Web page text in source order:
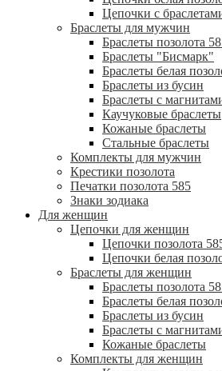
Цепочки с
Браслеты для мужчин
Браслеты позолота
Браслеты "Бисмарк"
Браслеты белая
Браслеты из бусин
Браслеты с
Каучуковые браслеты
Кожаные браслеты
Стальные браслеты
Комплекты для мужчин
Крестики позолота
Печатки позолота 585
Знаки зодиака
Для женщин
Цепочки для женщин
Цепочки позолота
Цепочки белая
Браслеты для женщин
Браслеты позолота
Браслеты белая
Браслеты из бусин
Браслеты с
Кожаные браслеты
Комплекты для женщин